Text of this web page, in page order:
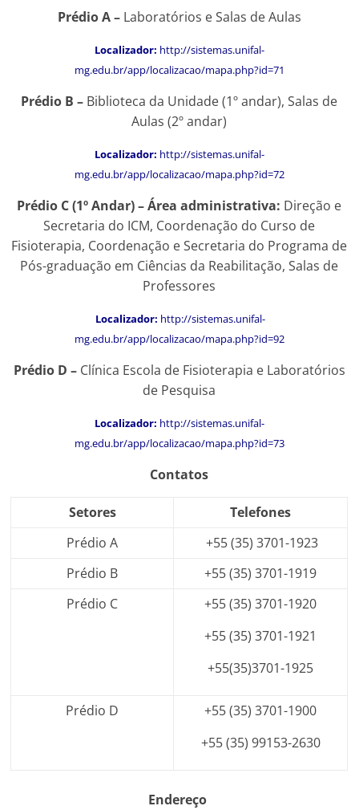
Prédio A – Laboratórios e Salas de Aulas
Localizador: http://sistemas.unifal-
mg.edu.br/app/localizacao/mapa.php?id=71
Prédio B – Biblioteca da Unidade (1º andar), Salas de
Aulas (2º andar)
Localizador: http://sistemas.unifal-
mg.edu.br/app/localizacao/mapa.php?id=72
Prédio C (1º Andar) – Área administrativa: Direção e
Secretaria do ICM, Coordenação do Curso de
Fisioterapia, Coordenação e Secretaria do Programa de
Pós-graduação em Ciências da Reabilitação, Salas de
Professores
Localizador: http://sistemas.unifal-
mg.edu.br/app/localizacao/mapa.php?id=92
Prédio D – Clínica Escola de Fisioterapia e Laboratórios
de Pesquisa
Localizador: http://sistemas.unifal-
mg.edu.br/app/localizacao/mapa.php?id=73
Contatos
Setores
Telefones
Prédio A
+55 (35) 3701-1923
Prédio B
+55 (35) 3701-1919
Prédio C
+55 (35) 3701-1920
+55 (35) 3701-1921
+55(35)3701-1925
Prédio D
+55 (35) 3701-1900
+55 (35) 99153-2630
Endereço